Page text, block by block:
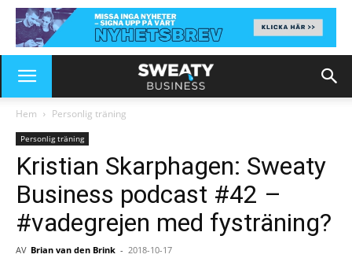
Hem Personlig träning
Personlig träning
Kristian Skarphagen: Sweaty
Business podcast #42 –
#vadegrejen med fysträning?
AV Brian van den Brink - 2018-10-17